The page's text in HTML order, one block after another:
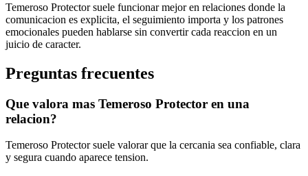
Temeroso Protector suele funcionar mejor en relaciones donde la
comunicacion es explicita, el seguimiento importa y los patrones
emocionales pueden hablarse sin convertir cada reaccion en un
juicio de caracter.
Preguntas frecuentes
Que valora mas Temeroso Protector en una
relacion?
Temeroso Protector suele valorar que la cercania sea confiable, clara
y segura cuando aparece tension.